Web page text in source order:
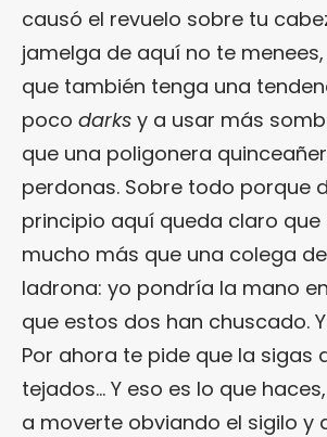
causó el revuelo sobre tu
jamelga de aquí no te
que también tenga una
poco darks y a usar más
que una poligonera
perdonas. Sobre todo porque
principio aquí queda claro que
mucho más que una colega
ladrona: yo pondría la mano
que estos dos han chuscado.
Por ahora te pide que la sigas
tejados… Y eso es lo que
a moverte obviando el sigilo y